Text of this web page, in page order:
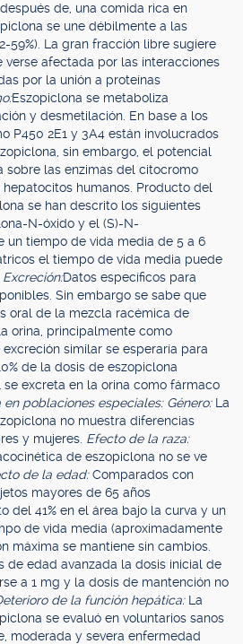
de, una comida rica en
se une débilmente a las
59%). La gran fracción libre sugiere
verse afectada por las interacciones
por la unión a proteínas
Eszopiclona se metaboliza
y desmetilación. En base a los
P450 2E1 y 3A4 están involucrados
sin embargo, el potencial
sobre las enzimas del citocromo
humanos. Producto del
se han descrito los siguientes
N-óxido y el (S)-N-
un tiempo de vida media de 5 a 6
el tiempo de vida media puede
Excreción:Datos específicos para
Sin embargo se sabe que
oral de la mezcla racémica de
orina, principalmente como
similar se esperaría para
de la dosis de eszopiclona
excreta en la orina como fármaco
en poblaciones especiales: Género: La
no muestra diferencias
y mujeres. Efecto de la raza:
de eszopiclona no se ve
de la edad:Comparados con
mayores de 65 años
del 41% en el área bajo la curva y un
de vida media (aproximadamente
máxima se mantiene sin cambios.
de edad avanzada la dosis inicial de
a 1 mg y la dosis de mantención no
de la función hepática: La
se evaluó en voluntarios sanos
moderada y severa enfermedad